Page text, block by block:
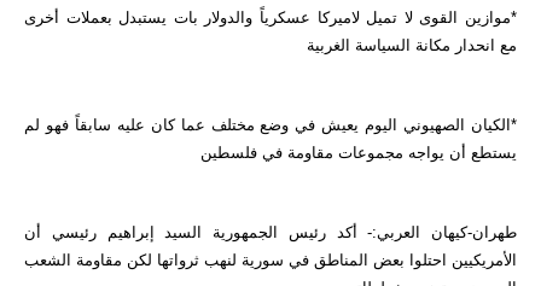
*موازين القوى لا تميل لاميركا عسكرياً والدولار بات يستبدل بعملات أخرى
مع انحدار مكانة السياسة الغربية
*الكيان الصهيوني اليوم يعيش في وضع مختلف عما كان عليه سابقاً فهو لم
يستطع أن يواجه مجموعات مقاومة في فلسطين
طهران-كيهان العربي:- أكد رئيس الجمهورية السيد إبراهيم رئيسي أن
الأمريكيين احتلوا بعض المناطق في سورية لنهب ثرواتها لكن مقاومة الشعب